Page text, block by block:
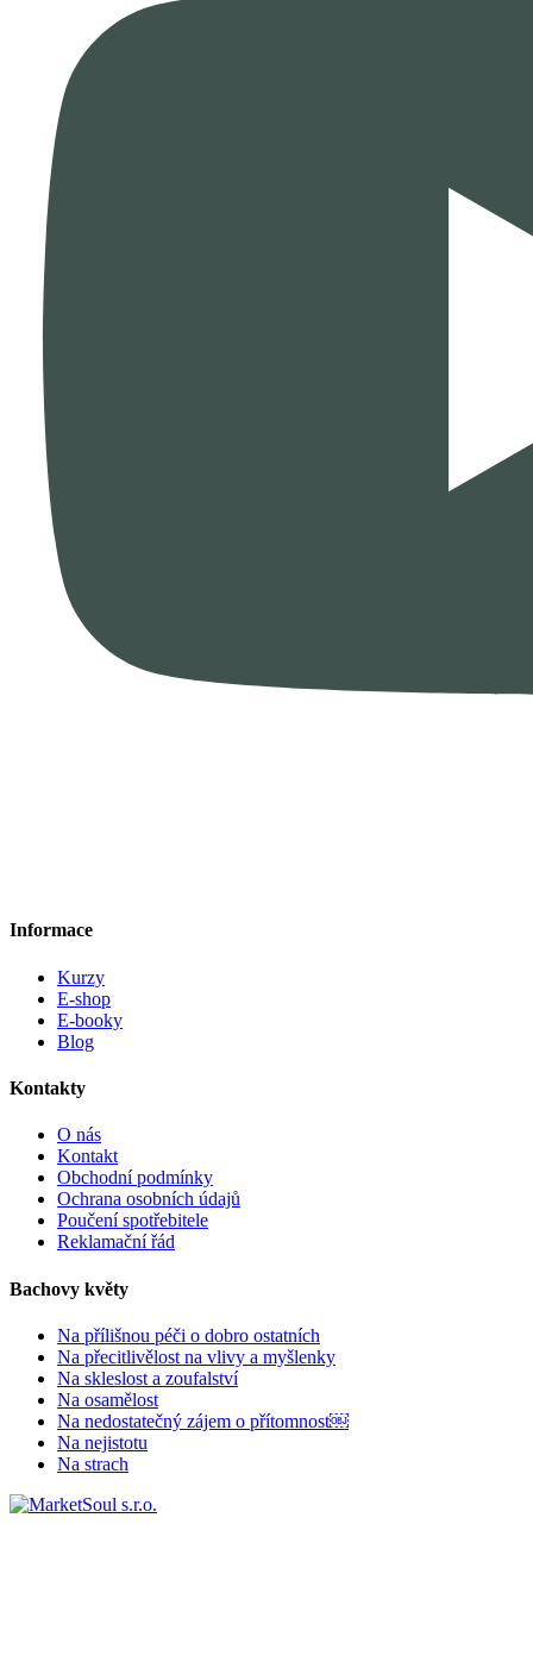
Informace
Kurzy
E-shop
E-booky
Blog
Kontakty
O nás
Kontakt
Obchodní podmínky
Ochrana osobních údajů
Poučení spotřebitele
Reklamační řád
Bachovy květy
Na přílišnou péči o dobro ostatních
Na přecitlivělost na vlivy a myšlenky
Na skleslost a zoufalství
Na osamělost
Na nedostatečný zájem o přítomnost￼
Na nejistotu
Na strach